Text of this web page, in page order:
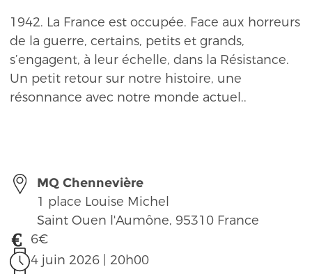
1942. La France est occupée. Face aux horreurs
de la guerre, certains, petits et grands,
s’engagent, à leur échelle, dans la Résistance.
Un petit retour sur notre histoire, une
résonnance avec notre monde actuel..
MQ Chennevière
1 place Louise Michel
Saint Ouen l'Aumône, 95310 France
6€
4 juin 2026 | 20h00